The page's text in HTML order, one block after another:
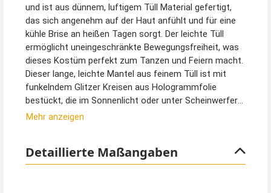
und ist aus dünnem, luftigem Tüll Material gefertigt,
das sich angenehm auf der Haut anfühlt und für eine
kühle Brise an heißen Tagen sorgt. Der leichte Tüll
ermöglicht uneingeschränkte Bewegungsfreiheit, was
dieses Kostüm perfekt zum Tanzen und Feiern macht.
Dieser lange, leichte Mantel aus feinem Tüll ist mit
funkelndem Glitzer Kreisen aus Hologrammfolie
bestückt, die im Sonnenlicht oder unter Scheinwerfern
glitzert und funkeln.
tragen. Er verleiht jedem Look sofort eine glamouröse
Note und ist ideal, um bei Musikfestivals,
Mehr anzeigen
Detaillierte Maßangaben